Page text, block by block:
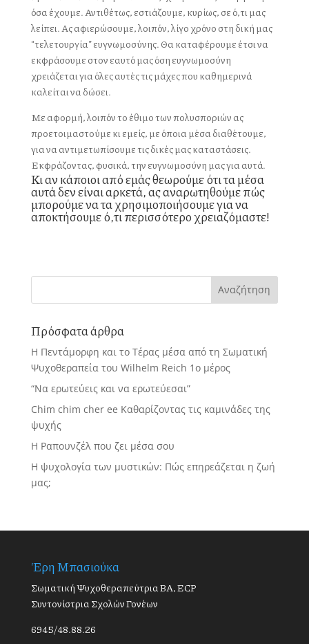
όσα έχουμε. Αντιθέτως, εστιάζουμε, κυρίως, σε ό,τι μας
λείπει. Ας αφιερώσουμε, λοιπόν, λίγο χρόνο στη δική μας
“τελετουργία” ευγνωμοσύνης. Θα καταφέρουμε έτσι να
εκφράσουμε στον εαυτό μας όση ευγνωμοσύνη
χρειάζεται για όλες αυτές τις μάχες που καθημερινά
καλείται να δώσει.
Με αφορμή, λοιπόν το έθιμο των πολυσποριών ας
προετοιμαστούμε κι εμείς, με όποια μέσα διαθέτουμε,
για να αντιμετωπίσουμε τις δικές μας καταστάσεις.
Εκφράζοντας, φυσικά,την ευγνωμοσύνη μας για αυτά.
Κι αν κάποιοι από εμάς θεωρούμε ότι τα μέσα
αυτά δεν είναι αρκετά, ας αναρωτηθούμε πώς
μπορούμε να τα χρησιμοποιήσουμε για να
αποκτήσουμε ό,τι περισσότερο χρειαζόμαστε!
Πρόσφατα άρθρα
Η Πεντάμορφη και το Τέρας μέσα από τη Σωματική
Ψυχοθεραπεία του Wilhelm Reich 1ο μέρος
“Να ερωτεύεις και να ερωτεύεσαι”
Chim chim cher ee Καθαρίζοντας τις καμινάδες της
ψυχής
Η Ραπουνζέλ που ζει μέσα σου
Η ψυχολογία των μυστικών: Πώς επηρεάζεται η ζωή
μας;
Έρη Μπασιούκα
Σωματική Ψυχοθεραπεύτρια BA, ECP
Συντονίστρια Σχολών Γονέων
6945/48.88.26